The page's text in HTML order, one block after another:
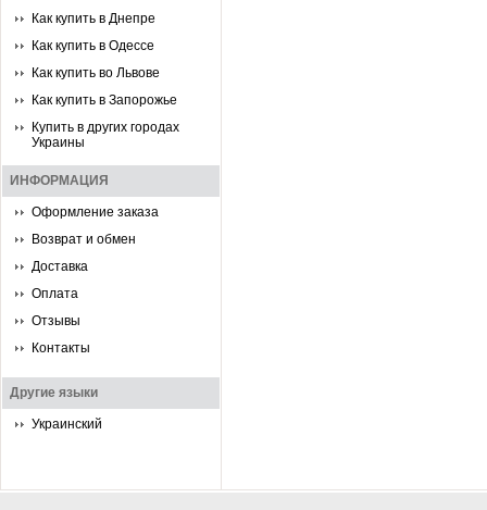
Как купить в Днепре
Как купить в Одессе
Как купить во Львове
Как купить в Запорожье
Купить в других городах
Украины
ИНФОРМАЦИЯ
Оформление заказа
Возврат и обмен
Доставка
Оплата
Отзывы
Контакты
Другие языки
Украинский